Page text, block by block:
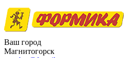
Ваш город
Магнитогорск